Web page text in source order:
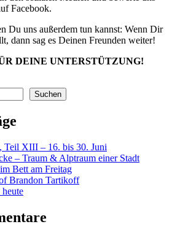
Facebook.
Du uns außerdem tun kannst: Wenn Dir
dann sag es Deinen Freunden weiter!
DEINE UNTERSTÜTZUNG!
Suchen
Teil XIII – 16. bis 30. Juni
– Traum & Alptraum einer Stadt
Bett am Freitag
Brandon Tartikoff